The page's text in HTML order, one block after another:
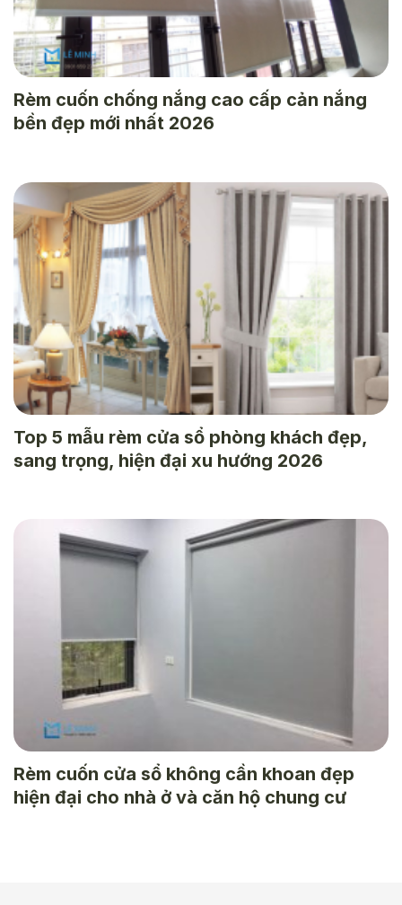
Rèm cuốn chống nắng cao cấp cản nắng
bền đẹp mới nhất 2026
Top 5 mẫu rèm cửa sổ phòng khách đẹp,
sang trọng, hiện đại xu hướng 2026
Rèm cuốn cửa sổ không cần khoan đẹp
hiện đại cho nhà ở và căn hộ chung cư